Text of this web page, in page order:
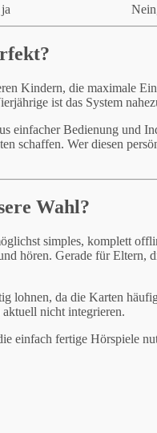
Kindern, die maximale
ist das System
einfacher Bedienung und
schaffen. Wer diesen
Wahl?
simples, komplett
hören. Gerade für Eltern,
lohnen, da die Karten
nicht integrieren.
einfach fertige Hörspiele